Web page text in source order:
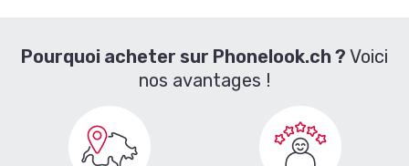
Pourquoi acheter sur Phonelook.ch ? Voici
nos avantages !